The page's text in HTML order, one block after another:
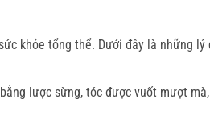
khỏe tổng thể. Dưới đây là những
lược sừng, tóc được vuốt mượt